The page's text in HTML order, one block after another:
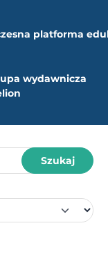
platforma
wydawnicza
Szukaj